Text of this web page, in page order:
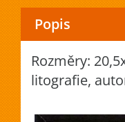
Popis
Rozměry:
litografie,